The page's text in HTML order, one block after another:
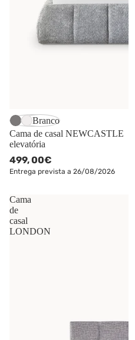
Cinzento
Branco
Cama de casal NEWCASTLE
elevatória
499,00€
Entrega prevista a 26/08/2026
Cama
de
casal
LONDON